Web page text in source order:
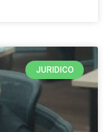
JURIDICO